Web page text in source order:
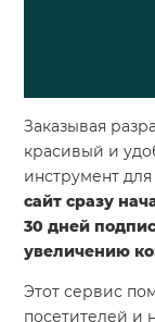
Система
Повышение
Проекты
Блог
Контакты
Заказывая
красивый и
инструмент
сайт сразу
30 дней
увеличению
Этот сервис
посетителей и